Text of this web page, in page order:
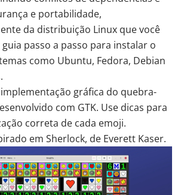
e portabilidade,
da distribuição Linux que você
guia passo a passo para instalar o
como Ubuntu, Fedora, Debian
gráfica do quebra-
com GTK. Use dicas para
correta de cada emoji.
em Sherlock, de Everett Kaser.